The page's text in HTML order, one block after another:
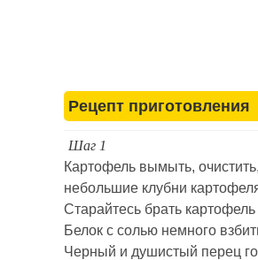
Рецепт приготовления
Шаг 1
Картофель вымыть,
небольшие клубни
Старайтесь брать
Белок с солью немного
Черный и душистый перец